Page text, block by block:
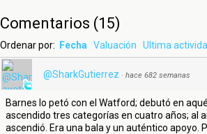
Comentarios (15)
Ordenar por: Fecha Valuación Ultima
@SharkGutierrez · hace 682 semanas
Barnes lo petó con el Watford; debutó en
ascendido tres categorías en cuatro años; al
ascendió. Era una bala y un auténtico apoyo.